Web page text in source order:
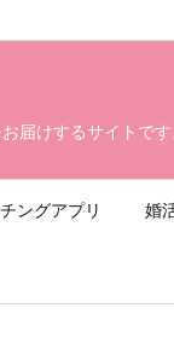
届けするサイトです
ングアプリ 婚